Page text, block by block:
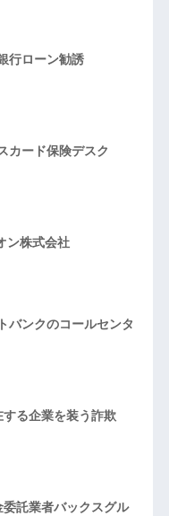
行ローン勧誘
ード保険デスク
ン株式会社
ンクのコールセンタ
る企業を装う詐欺
託業者バックスグル